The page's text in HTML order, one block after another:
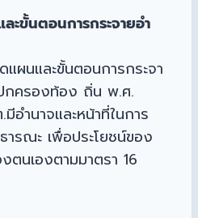
ะขั้นตอนการกระจายอำ
ผนและขั้นตอนการกระจา
กครองท้อง ถิ่น พ.ศ.
อำนาจและหน้าที่ในการ
ารณะ เพื่อประโยชน์ของ
ตนเองตามมาตรา 16